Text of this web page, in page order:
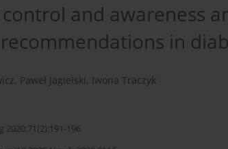
control and awareness
in
, Paweł Jagielski, Iwona Traczyk
2020;71(2):191-196